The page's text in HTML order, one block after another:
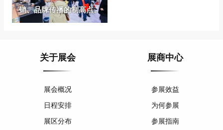
销、品牌传播的制高点。
关于展会
展会概况
日程安排
展区分布
展商中心
参展效益
为何参展
参展指南